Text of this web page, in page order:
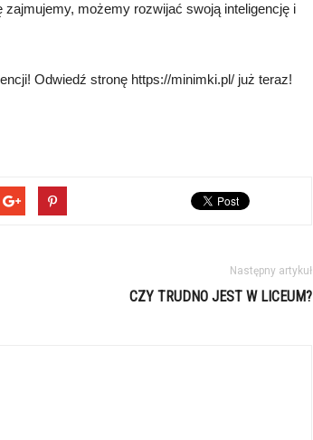
możemy rozwijać swoją inteligencję i
Odwiedź stronę https://minimki.pl/ już teraz!
Następny artykuł
CZY TRUDNO JEST W LICEUM?